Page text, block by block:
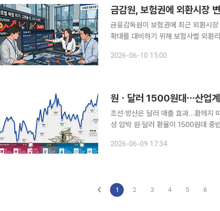
금감원, 보험권에 외환시장
금융감독원이 보험권에 최근 외환시
확대를 대비하기 위해 보험사별 외환리스
2026-06-10 15:00
원ㆍ달러 1500원대⋯산업계
조선·방산은 달러 매출 효과…환헤지
성 압박 원·달러 환율이 1500원대 중반까지 치솟으면서 산업계 실적 변수로 떠올랐다. 달러로 수출
등 원재료를 달러로 사들이는 석유화
2026-06-09 17:34
1 2 3 4 5 6